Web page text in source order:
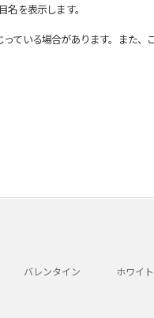
を表示します。
いる場合があります。また、
バレンタイン ホワイ